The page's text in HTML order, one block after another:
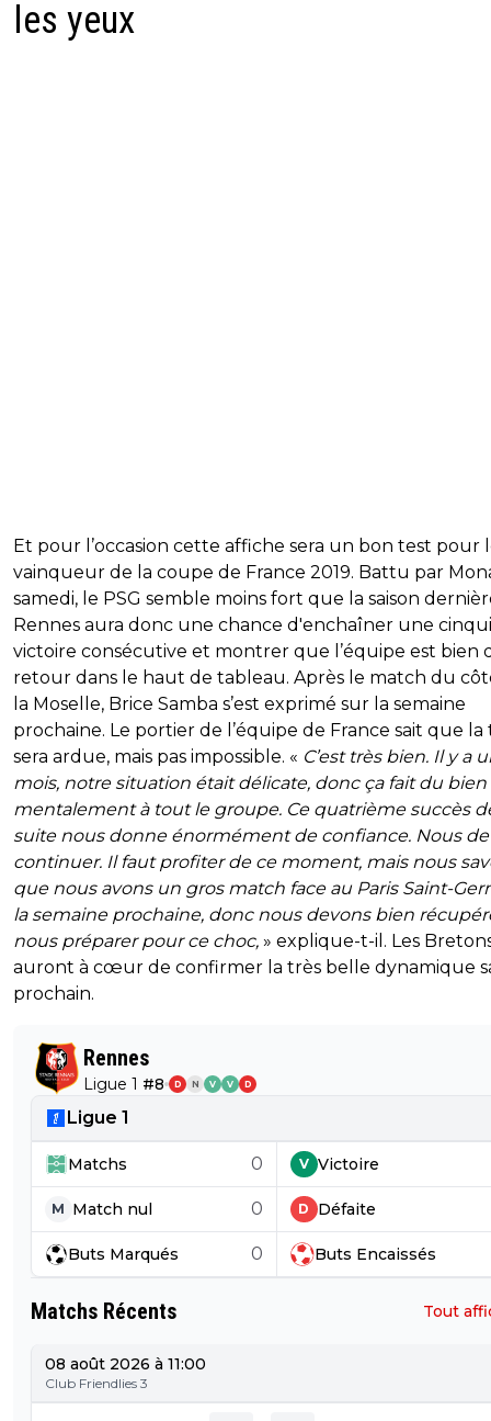
les yeux
Et pour l’occasion cette affiche sera un bon test pour
vainqueur de la coupe de France 2019. Battu par
samedi, le PSG semble moins fort que la saison
Rennes aura donc une chance d'enchaîner une
victoire consécutive et montrer que l’équipe est bien
retour dans le haut de tableau. Après le match du
la Moselle, Brice Samba s’est exprimé sur la semaine
prochaine. Le portier de l’équipe de France sait que la
sera ardue, mais pas impossible. « C’est très bien. Il y a
mois, notre situation était délicate, donc ça fait du bien
mentalement à tout le groupe. Ce quatrième succès
suite nous donne énormément de confiance. Nous
continuer. Il faut profiter de ce moment, mais nous
que nous avons un gros match face au Paris Saint-
la semaine prochaine, donc nous devons bien
nous préparer pour ce choc, » explique-t-il. Les
auront à cœur de confirmer la très belle dynamique
prochain.
Rennes
Ligue 1 #8 D N V V D
Ligue 1
Matchs 0 V Victoire
M Match nul 0 D Défaite
Buts Marqués 0 Buts Encaissés
Matchs Récents Tout
08 août 2026 à 11:00
Club Friendlies 3